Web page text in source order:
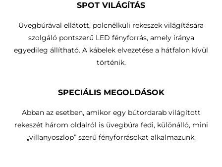
SPOT VILÁGÍTÁS
Üvegbúrával ellátott, polcnélküli rekeszek világítására
szolgáló pontszerű LED fényforrás, amely iránya
egyedileg állítható. A kábelek elvezetése a hátfalon kívül
történik.
SPECIÁLIS MEGOLDÁSOK
Abban az esetben, amikor egy bútordarab világított
rekeszét három oldalról is üvegbúra fedi, különálló, mini
„villanyoszlop” szerű fényforrásokat alkalmazunk.